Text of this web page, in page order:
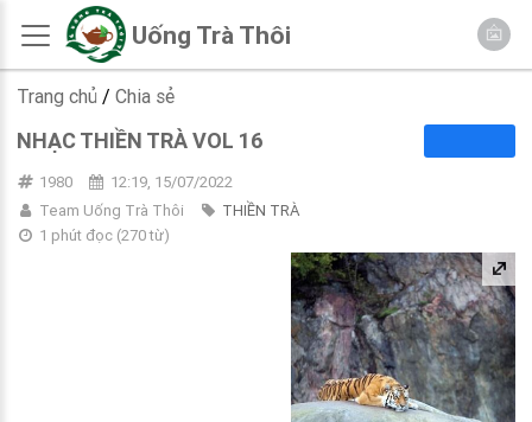
Uống Trà Thôi
Trang chủ / Chia sẻ
NHẠC THIỀN TRÀ VOL 16
1980
12:19, 15/07/2022
Team Uống Trà Thôi
THIỀN TRÀ
1 phút đọc(270từ)